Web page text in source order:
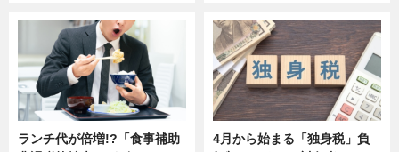
ランチ代が倍増!?「食事補助
4月から始まる「独身税」負